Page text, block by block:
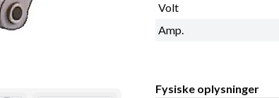
Volt
Amp.
Fysiske oplysninger